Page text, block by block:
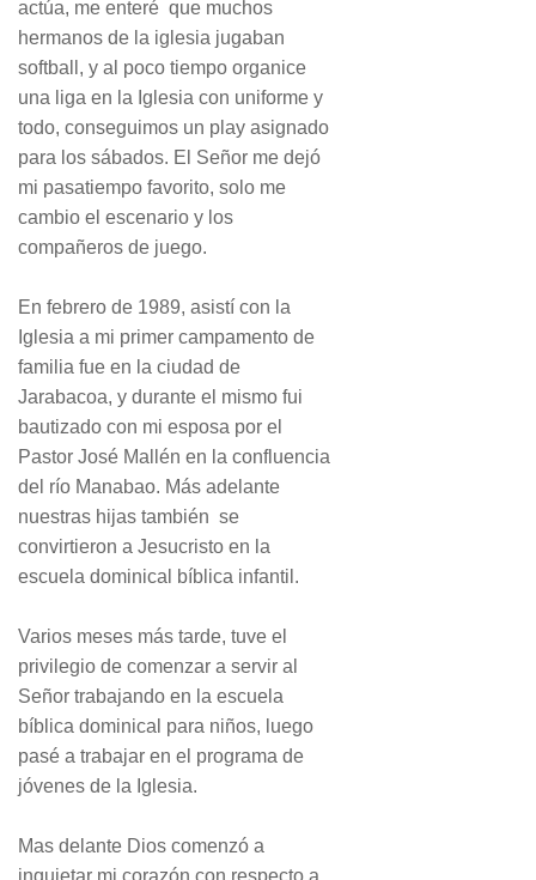
actúa, me enteré que muchos
hermanos de la iglesia jugaban
softball, y al poco tiempo organice
una liga en la Iglesia con uniforme y
todo, conseguimos un play asignado
para los sábados. El Señor me dejó
mi pasatiempo favorito, solo me
cambio el escenario y los
compañeros de juego.
En febrero de 1989, asistí con la
Iglesia a mi primer campamento de
familia fue en la ciudad de
Jarabacoa, y durante el mismo fui
bautizado con mi esposa por el
Pastor José Mallén en la confluencia
del río Manabao. Más adelante
nuestras hijas también se
convirtieron a Jesucristo en la
escuela dominical bíblica infantil.
Varios meses más tarde, tuve el
privilegio de comenzar a servir al
Señor trabajando en la escuela
bíblica dominical para niños, luego
pasé a trabajar en el programa de
jóvenes de la Iglesia.
Mas delante Dios comenzó a
inquietar mi corazón con respecto a